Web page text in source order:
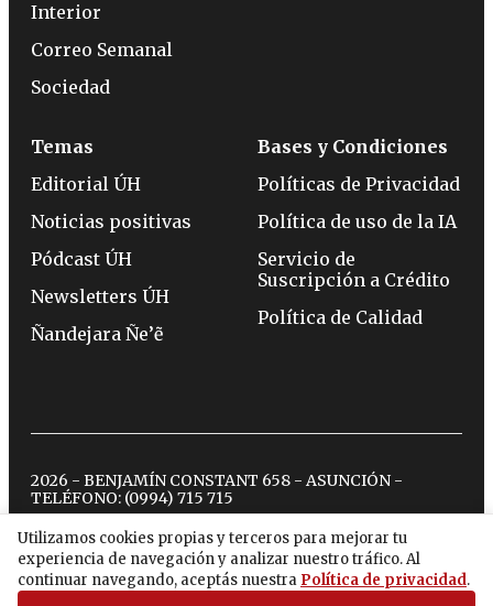
Utilizamos cookies propias y terceros para mejorar tu
experiencia de navegación y analizar nuestro tráfico. Al
continuar navegando, aceptás nuestra Política de privacidad.
Interior
Correo Semanal
Sociedad
Temas
Editorial ÚH
Noticias positivas
Pódcast ÚH
Newsletters ÚH
Ñandejara Ñe’ẽ
Bases y Condiciones
Políticas de Privacidad
Política de uso de la IA
Servicio de
Suscripción a Crédito
Política de Calidad
2026 - BENJAMÍN CONSTANT 658 - ASUNCIÓN -
TELÉFONO: (0994) 715 715
twitterinstagram
facebook
tiktokyoutubespotify